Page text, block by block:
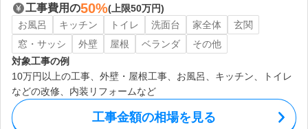
工事費用の50%(上限50万円)
お風呂
キッチン トイレ 洗面台 家全体
玄関
窓・サッシ
外壁 屋根 ベランダ
その他
対象工事の例
10万円以上の工事、外壁・屋根工事、お風呂、キッチン、トイレ
などの改修、内装リフォームなど
工事金額の相場を見る